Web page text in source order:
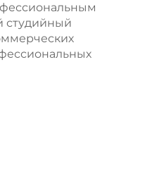
студийный